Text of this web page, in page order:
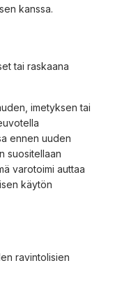
kanssa.
tai raskaana
imetyksen tai
ennen uuden
suositellaan
varotoimi auttaa
käytön
ravintolisien